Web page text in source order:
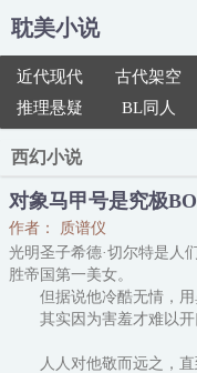
耽美小说
近代现代 古代架空
推理悬疑
BL同人
西幻小说
对象马甲号是究极
作者： 质谱仪
光明圣子希德·切尔特是人
胜帝国第一美女。
但据说他冷酷无情，用
其实因为害羞才难以开
人人对他敬而远之，直